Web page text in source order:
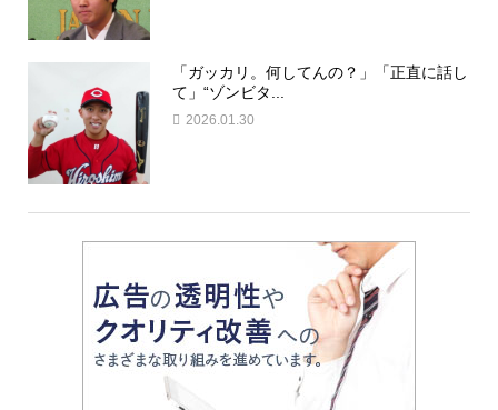
「ガッカリ。何してんの？」「正直に話し
て」“ゾンビタ...
2026.01.30